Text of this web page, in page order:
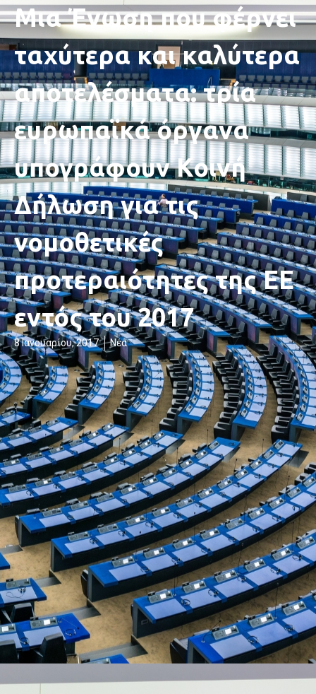
Μια Ένωση που φέρνει
ταχύτερα και καλύτερα
αποτελέσματα: τρία
ευρωπαϊκά όργανα
υπογράφουν Κοινή
Δήλωση για τις
νομοθετικές
προτεραιότητες της ΕΕ
εντός του 2017
8 Ιανουαρίου, 2017 Νέα